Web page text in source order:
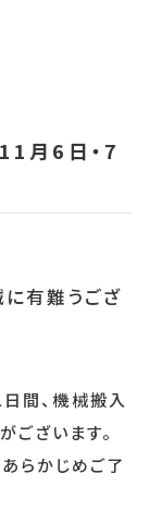
月6日・7
に有難うござ
間、機械搬入
ございます。
らかじめご了